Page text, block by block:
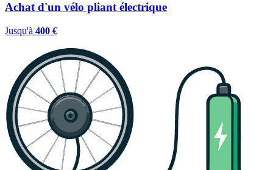
Achat d'un vélo pliant électrique
Jusqu'à 400 €